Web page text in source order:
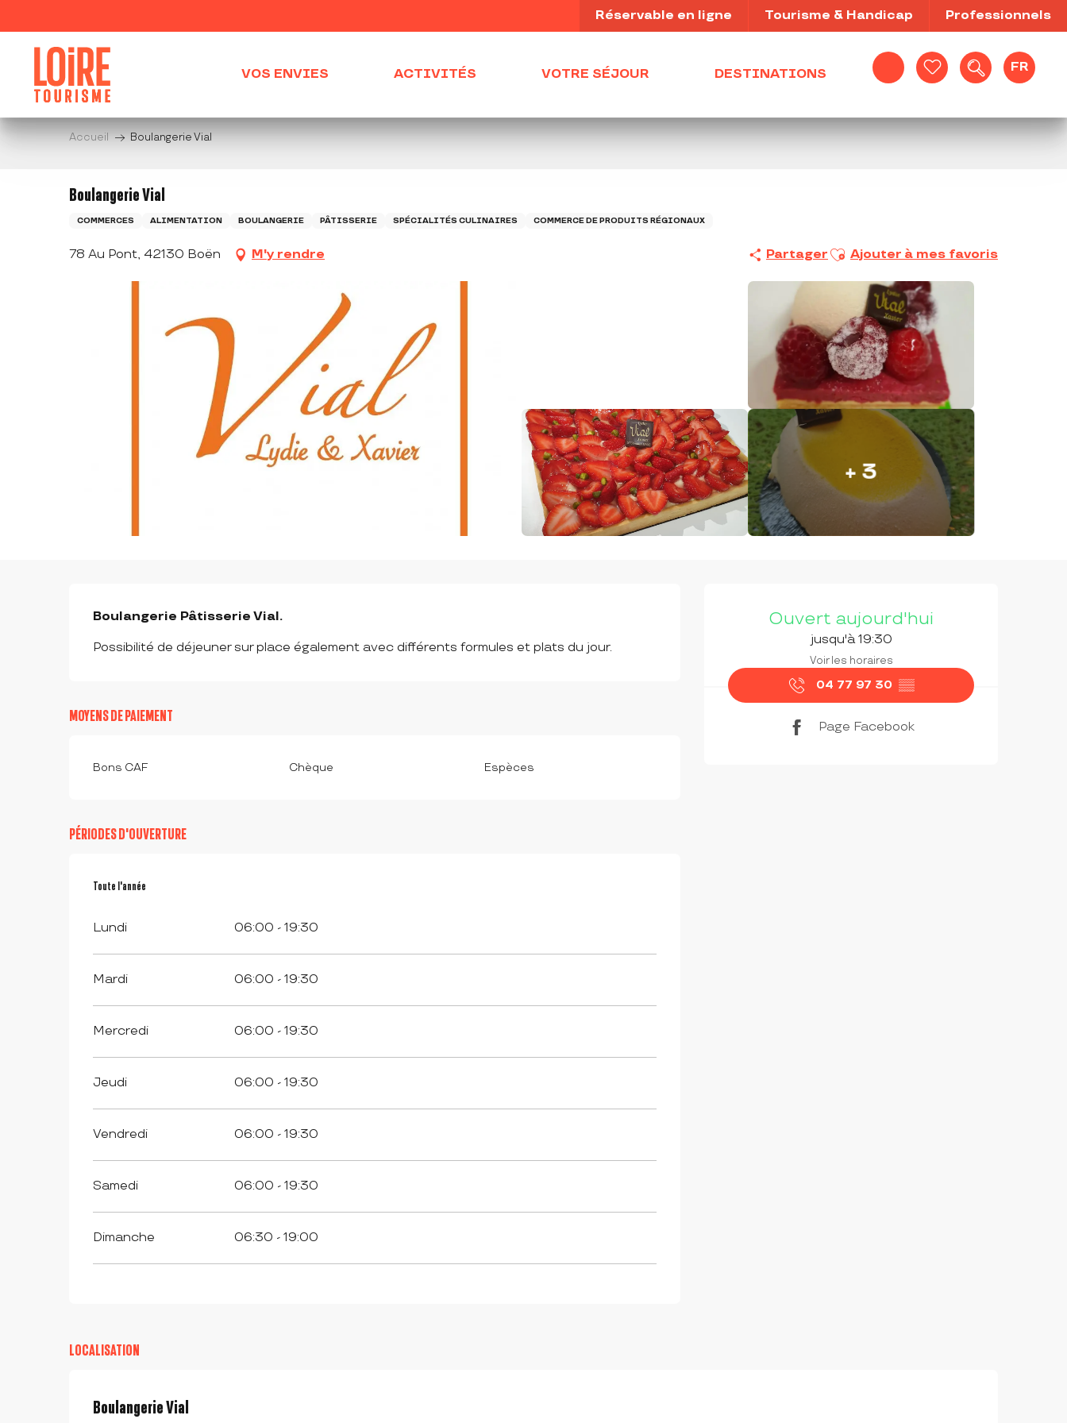
au
contenu
Recherche
FR
Réservable en ligne Tourisme & Handicap Professionnels
VOS ENVIES ACTIVITÉS VOTRE SÉJOUR DESTINATIONS
Accueil Boulangerie Vial
Boulangerie Vial
COMMERCES ALIMENTATION BOULANGERIE PÂTISSERIE SPÉCIALITÉS CULINAIRES COMMERCE DE PRODUITS RÉGIONAUX
78 Au Pont, 42130 Boën M'y rendre Partager Ajouter aux favoris
Ajouter à mes favoris
+ 3
OUVERTURE ET
Ouvert aujourd'hui
jusqu'à 19:30
Voir les horaires
04 77 97 30 ▒▒
Page Facebook
DESCRIPTION
Boulangerie Pâtisserie Vial.
Possibilité de déjeuner sur place également avec différents formules et plats du jour.
MOYENS DE PAIEMENT
Bons CAF Chèque Espèces
PÉRIODES D'OUVERTURE
Toute l'année
Toute l'année
Lundi 06:00 - 19:30
Mardi 06:00 - 19:30
Mercredi 06:00 - 19:30
Jeudi 06:00 - 19:30
Vendredi 06:00 - 19:30
Samedi 06:00 - 19:30
Dimanche 06:30 - 19:00
LOCALISATION
Boulangerie Vial